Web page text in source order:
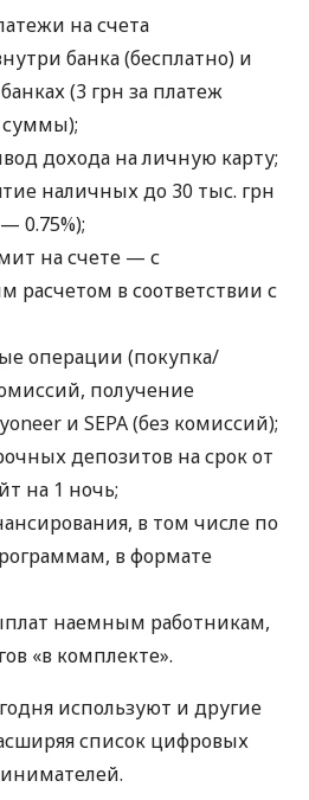
на счета
банка (бесплатно) и
(3 грн за платеж
суммы);
дохода на личную карту;
наличных до 30 тыс. грн
0.75%);
на счете — с
расчетом в соответствии с
операции (покупка/
получение
и SEPA (без комиссий);
депозитов на срок от
на 1 ночь;
в том числе по
в формате
наемным работникам,
«в комплекте».
используют и другие
список цифровых